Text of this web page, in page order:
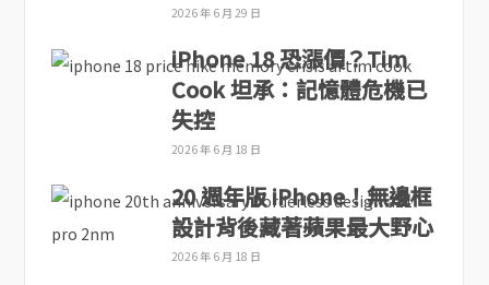
2026 年 6 月 29 日
iPhone 18 恐漲價？Tim
Cook 坦承：記憶體危機已
失控
2026 年 6 月 18 日
20 週年版 iPhone！無邊框
設計背後藏著蘋果最大野心
2026 年 6 月 18 日